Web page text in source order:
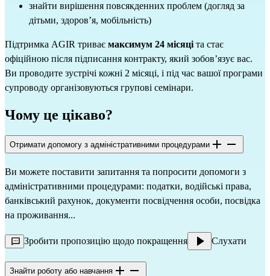
знайти вирішення повсякденних проблем (догляд за
дітьми, здоров’я, мобільність)
Підтримка AGIR триває максимум 24 місяціта стає
офіційною після підписання контракту, який зобов’язує вас.
Ви проводите зустрічі кожні 2 місяці, і під час вашої програми
супроводу організовуються групові семінари.
Чому це цікаво?
Отримати допомогу з адміністративними процедурами
Ви можете поставити запитання та попросити допомоги з
адміністративними процедурами: податки, водійські права,
банківський рахунок, документи посвідчення особи, посвідка
на проживання...
Зробити пропозицію щодо покращення Слухати
Знайти роботу або навчання